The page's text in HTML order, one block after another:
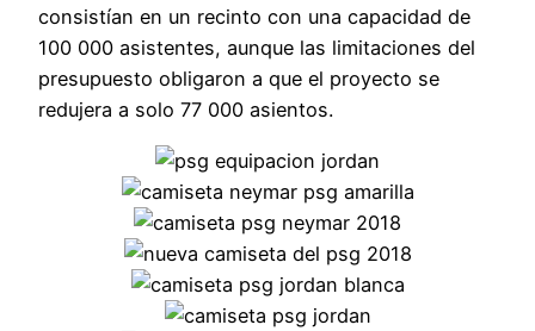
consistían en un recinto con una capacidad de
100 000 asistentes, aunque las limitaciones del
presupuesto obligaron a que el proyecto se
redujera a solo 77 000 asientos.